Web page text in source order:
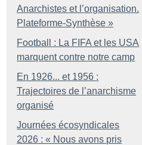
Anarchistes et l’organisation.
Plateforme-Synthèse »
Football : La FIFA et les USA
marquent contre notre camp
En 1926... et 1956 :
Trajectoires de l’anarchisme
organisé
Journées écosyndicales
2026 : « Nous avons pris